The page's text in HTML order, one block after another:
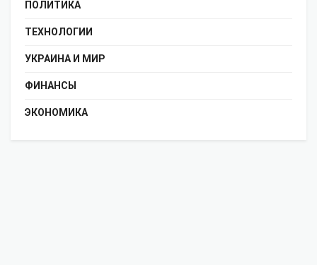
ПОЛИТИКА
ТЕХНОЛОГИИ
УКРАИНА И МИР
ФИНАНСЫ
ЭКОНОМИКА